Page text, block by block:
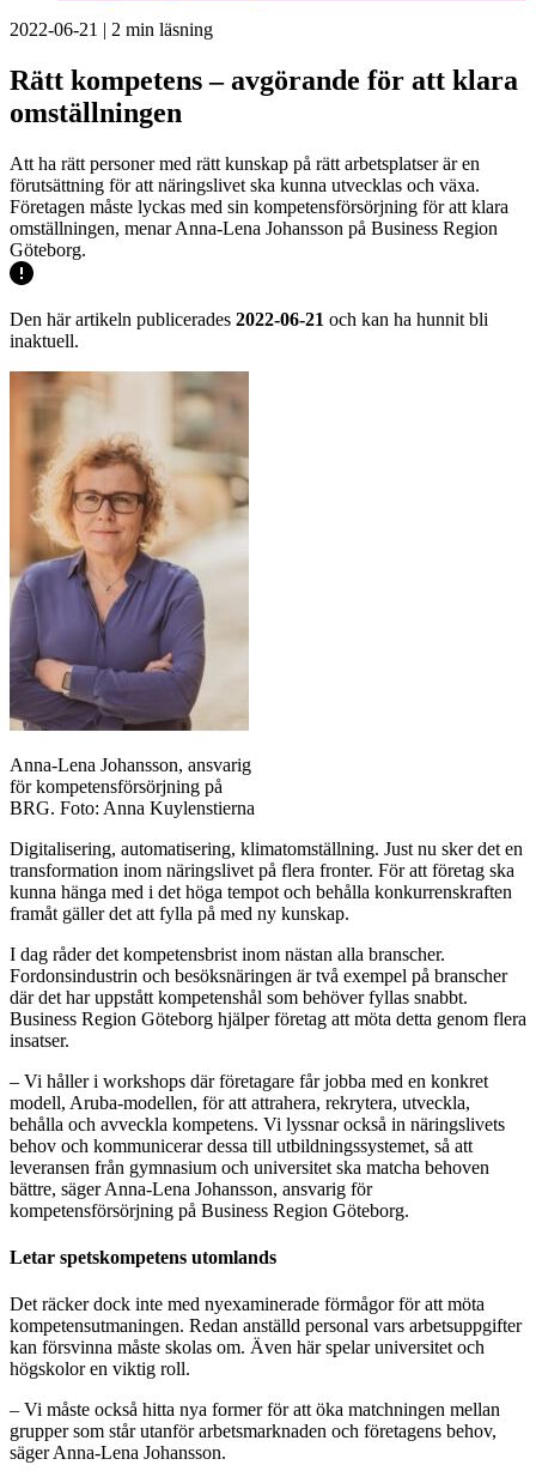
2022-06-21 | 2 min läsning
Rätt kompetens – avgörande för att klara
omställningen
Att ha rätt personer med rätt kunskap på rätt arbetsplatser är en
förutsättning för att näringslivet ska kunna utvecklas och växa.
Företagen måste lyckas med sin kompetensförsörjning för att klara
omställningen, menar Anna-Lena Johansson på Business Region
Göteborg.
Den här artikeln publicerades 2022-06-21 och kan ha hunnit bli
inaktuell.
Anna-Lena Johansson, ansvarig
för kompetensförsörjning på
BRG. Foto: Anna Kuylenstierna
Digitalisering, automatisering, klimatomställning. Just nu sker det en
transformation inom näringslivet på flera fronter. För att företag ska
kunna hänga med i det höga tempot och behålla konkurrenskraften
framåt gäller det att fylla på med ny kunskap.
I dag råder det kompetensbrist inom nästan alla branscher.
Fordonsindustrin och besöksnäringen är två exempel på branscher
där det har uppstått kompetenshål som behöver fyllas snabbt.
Business Region Göteborg hjälper företag att möta detta genom flera
insatser.
– Vi håller i workshops där företagare får jobba med en konkret
modell, Aruba-modellen, för att attrahera, rekrytera, utveckla,
behålla och avveckla kompetens. Vi lyssnar också in näringslivets
behov och kommunicerar dessa till utbildningssystemet, så att
leveransen från gymnasium och universitet ska matcha behoven
bättre, säger Anna-Lena Johansson, ansvarig för
kompetensförsörjning på Business Region Göteborg.
Letar spetskompetens utomlands
Det räcker dock inte med nyexaminerade förmågor för att möta
kompetensutmaningen. Redan anställd personal vars arbetsuppgifter
kan försvinna måste skolas om. Även här spelar universitet och
högskolor en viktig roll.
– Vi måste också hitta nya former för att öka matchningen mellan
grupper som står utanför arbetsmarknaden och företagens behov,
säger Anna-Lena Johansson.